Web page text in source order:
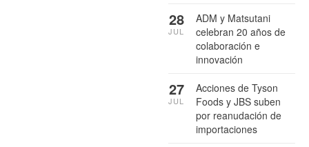
ADM y Matsutani
celebran 20 años de
colaboración e
innovación
28
JUL
Acciones de Tyson
Foods y JBS suben
por reanudación de
importaciones
27
JUL